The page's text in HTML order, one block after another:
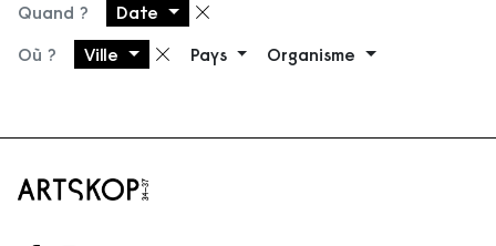
Quand ? Date Supprimer le filtre
Où ? Ville Supprimer le filtre
Pays Organisme